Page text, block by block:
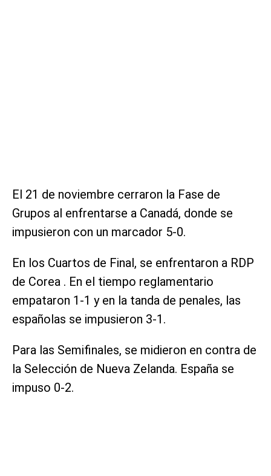
El 21 de noviembre cerraron la Fase de
Grupos al enfrentarse a Canadá, donde se
impusieron con un marcador 5-0.
En los Cuartos de Final, se enfrentaron a RDP
de Corea . En el tiempo reglamentario
empataron 1-1 y en la tanda de penales, las
españolas se impusieron 3-1.
Para las Semifinales, se midieron en contra de
la Selección de Nueva Zelanda. España se
impuso 0-2.